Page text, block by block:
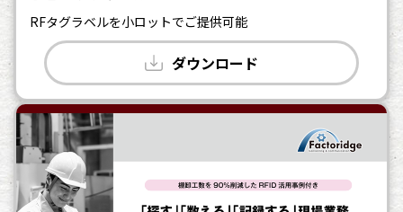
RFタグラベルを小ロットでご提供可能
ダウンロード